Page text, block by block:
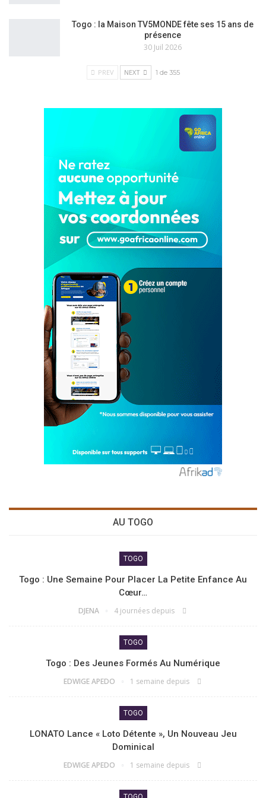
Togo : la Maison TV5MONDE fête ses 15 ans de
présence
30 Juil 2026
PREV NEXT 1 de 355
AU TOGO
TOGO
Togo : Une Semaine Pour Placer La Petite Enfance Au
Cœur…
DJENA 4 journées depuis
TOGO
Togo : Des Jeunes Formés Au Numérique
EDWIGE APEDO 1 semaine depuis
TOGO
LONATO Lance « Loto Détente », Un Nouveau Jeu
Dominical
EDWIGE APEDO 1 semaine depuis